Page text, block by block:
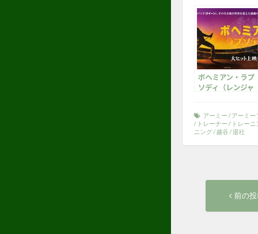
ボヘミアン・ラプ
ソディ（レンジャ
アーミー /アーミー
/ トレーナー / トレーニ
ニング/越谷 /退社
稿
前の